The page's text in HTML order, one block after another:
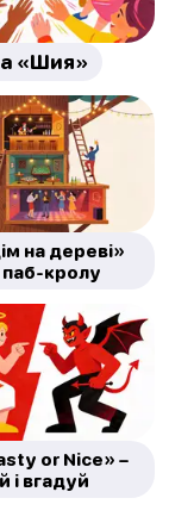
«Шия»
на дереві»
паб-кролу
or Nice» –
і вгадуй